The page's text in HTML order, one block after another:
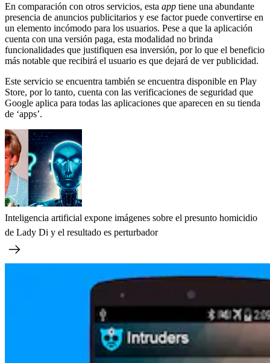
En comparación con otros servicios, esta app tiene una abundante
presencia de anuncios publicitarios y ese factor puede convertirse en
un elemento incómodo para los usuarios. Pese a que la aplicación
cuenta con una versión paga, esta modalidad no brinda
funcionalidades que justifiquen esa inversión, por lo que el beneficio
más notable que recibirá el usuario es que dejará de ver publicidad.
Este servicio se encuentra también se encuentra disponible en Play
Store, por lo tanto, cuenta con las verificaciones de seguridad que
Google aplica para todas las aplicaciones que aparecen en su tienda
de ‘apps’.
Inteligencia artificial expone imágenes sobre el presunto homicidio
de Lady Di y el resultado es perturbador